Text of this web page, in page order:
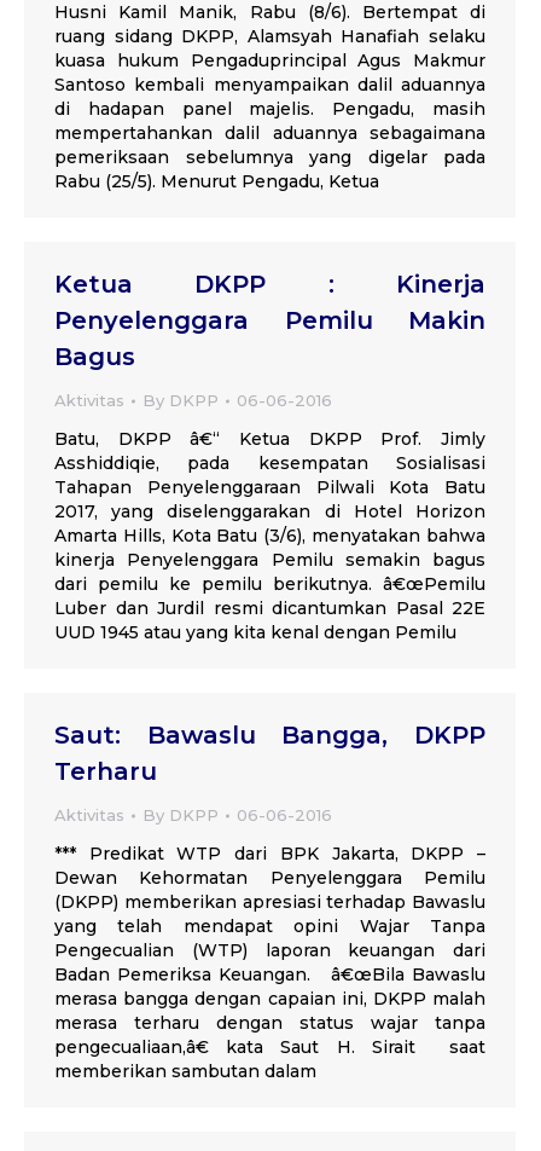
Husni Kamil Manik, Rabu (8/6). Bertempat di
ruang sidang DKPP, Alamsyah Hanafiah selaku
kuasa hukum Pengaduprincipal Agus Makmur
Santoso kembali menyampaikan dalil aduannya
di hadapan panel majelis. Pengadu, masih
mempertahankan dalil aduannya sebagaimana
pemeriksaan sebelumnya yang digelar pada
Rabu (25/5). Menurut Pengadu, Ketua
Ketua DKPP : Kinerja
Penyelenggara Pemilu Makin
Bagus
Aktivitas By DKPP 06-06-2016
Batu, DKPP â€“ Ketua DKPP Prof. Jimly
Asshiddiqie, pada kesempatan Sosialisasi
Tahapan Penyelenggaraan Pilwali Kota Batu
2017, yang diselenggarakan di Hotel Horizon
Amarta Hills, Kota Batu (3/6), menyatakan bahwa
kinerja Penyelenggara Pemilu semakin bagus
dari pemilu ke pemilu berikutnya. â€œPemilu
Luber dan Jurdil resmi dicantumkan Pasal 22E
UUD 1945 atau yang kita kenal dengan Pemilu
Saut: Bawaslu Bangga, DKPP
Terharu
Aktivitas By DKPP 06-06-2016
*** Predikat WTP dari BPK Jakarta, DKPP –
Dewan Kehormatan Penyelenggara Pemilu
(DKPP) memberikan apresiasi terhadap Bawaslu
yang telah mendapat opini Wajar Tanpa
Pengecualian (WTP) laporan keuangan dari
Badan Pemeriksa Keuangan. â€œBila Bawaslu
merasa bangga dengan capaian ini, DKPP malah
merasa terharu dengan status wajar tanpa
pengecualiaan,â€ kata Saut H. Sirait saat
memberikan sambutan dalam